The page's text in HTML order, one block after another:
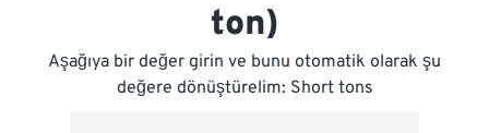
ton)
Aşağıya bir değer girin ve bunu otomatik olarak şu
değere dönüştürelim: Short tons